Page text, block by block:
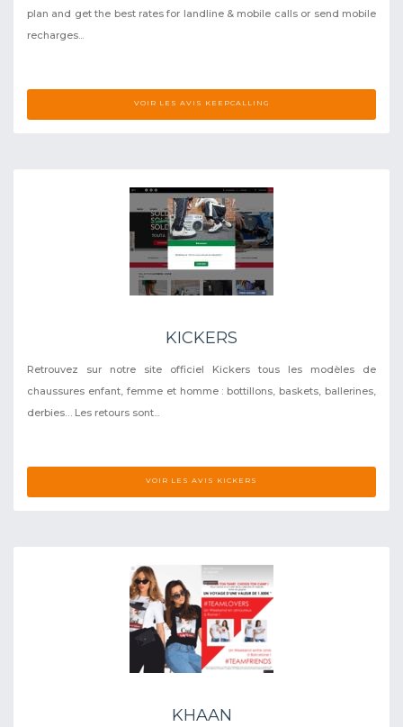
plan and get the best rates for landline & mobile calls or send mobile
recharges...
VOIR LES AVIS KEEPCALLING
KICKERS
Retrouvez sur notre site officiel Kickers tous les modèles de
chaussures enfant, femme et homme : bottillons, baskets, ballerines,
derbies… Les retours sont...
VOIR LES AVIS KICKERS
KHAAN